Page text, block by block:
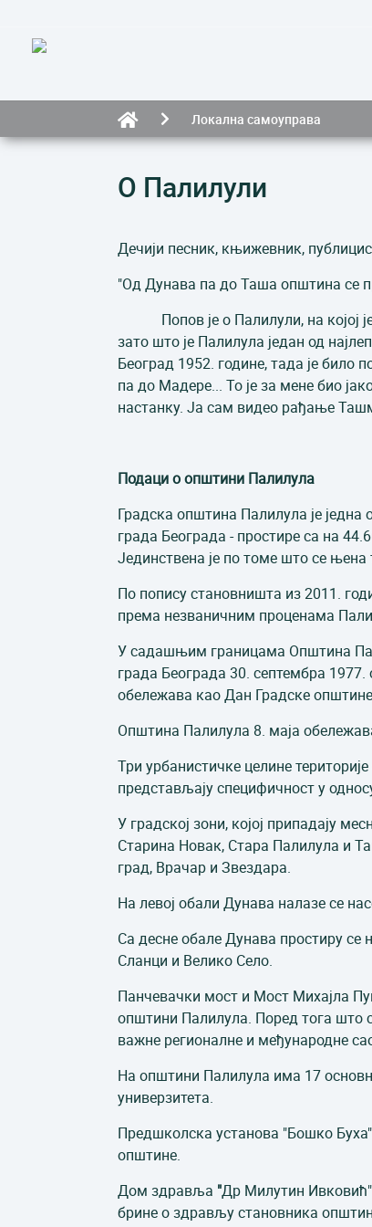
Локална самоуправа
О Палилули
Дечији песник, књижевник,
"Од Дунава па до Таша општина се
Попов је о Палилули, на којој је
зато што је Палилула један од
Београд 1952. године, тада је
па до Мадере... То је за мене био
настанку. Ја сам видео
Подаци о општини Палилула
Градска општина Палилула је
града Београда - простире са на
Јединствена је по томе што се њена
По попису становништа из 2011.
према незваничним проценама
У садашњим границама Општина
града Београда 30. септембра
обележава као Дан Градске
Општина Палилула 8. маја
Три урбанистичке целине
представљају специфичност у
У градској зони, којој припадају
Старина Новак, Стара Палилула и
град, Врачар и Звездара.
На левој обали Дунава налазе се
Са десне обале Дунава простиру
Сланци и Велико Село.
Панчевачки мост и Мост Михајла
општини Палилула. Поред тога што
важне регионалне и међународне
На општини Палилула има 17
универзитета.
Предшколска установа "Бошко
општине.
Дом здравља "Др Милутин Ивковић"
брине о здрављу становника